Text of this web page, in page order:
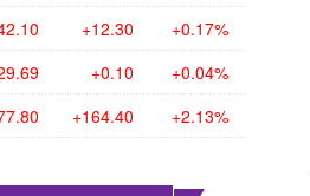
+12.30 +0.17%
+0.10 +0.04%
+164.40 +2.13%